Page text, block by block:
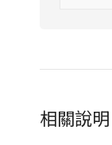
相關說明